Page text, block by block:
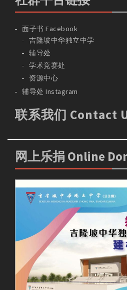
面子书 Facebook
吉隆坡中华独立中学
辅导处
学术竞赛处
资源中心
辅导处 Instagram
联系我们 Contact
网上乐捐 Online